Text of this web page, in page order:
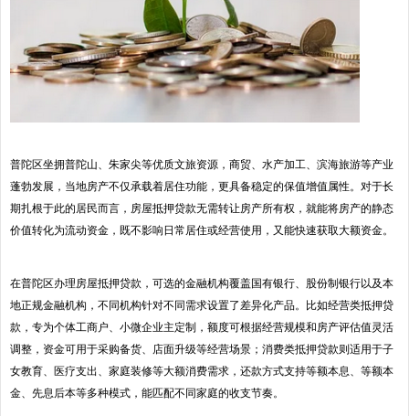
普陀区坐拥普陀山、朱家尖等优质文旅资源，商贸、水产加工、滨海旅游等产业
蓬勃发展，当地房产不仅承载着居住功能，更具备稳定的保值增值属性。对于长
期扎根于此的居民而言，房屋抵押贷款无需转让房产所有权，就能将房产的静态
价值转化为流动资金，既不影响日常居住或经营使用，又能快速获取大额资金。
在普陀区办理房屋抵押贷款，可选的金融机构覆盖国有银行、股份制银行以及本
地正规金融机构，不同机构针对不同需求设置了差异化产品。比如经营类抵押贷
款，专为个体工商户、小微企业主定制，额度可根据经营规模和房产评估值灵活
调整，资金可用于采购备货、店面升级等经营场景；消费类抵押贷款则适用于子
女教育、医疗支出、家庭装修等大额消费需求，还款方式支持等额本息、等额本
金、先息后本等多种模式，能匹配不同家庭的收支节奏。